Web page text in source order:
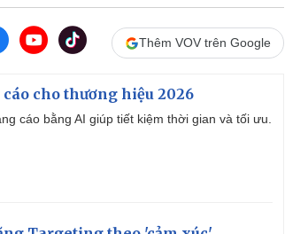
Thêm VOV trên Google
cáo cho thương hiệu 2026
cáo bằng AI giúp tiết kiệm thời gian và tối ưu.